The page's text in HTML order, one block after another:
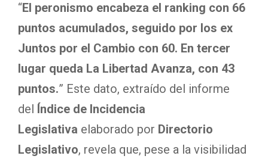
“El peronismo encabeza el ranking con 66
puntos acumulados, seguido por los ex
Juntos por el Cambio con 60. En tercer
lugar queda La Libertad Avanza, con 43
puntos.” Este dato, extraído del informe
del Índice de Incidencia
Legislativa elaborado por Directorio
Legislativo, revela que, pese a la visibilidad